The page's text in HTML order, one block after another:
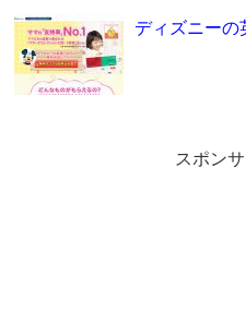
ディズニーの
スポン